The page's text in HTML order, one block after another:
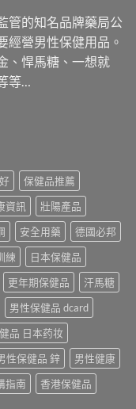
管的知名品牌藥局公
經營男性保健用品。
、悍馬糖、一想就
等…
保健品推薦
資訊
壯陽產品
安全用藥
德國必邦
練
日本保健品
更年期保健品
汗馬糖
男性保健品 dcard
品 日本药妆
性保健品 鋅
男性健康
指南
香港保健品